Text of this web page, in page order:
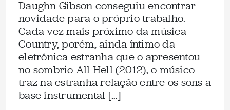
Daughn Gibson conseguiu encontrar
novidade para o próprio trabalho.
Cada vez mais próximo da música
Country, porém, ainda íntimo da
eletrônica estranha que o apresentou
no sombrio All Hell (2012), o músico
traz na estranha relação entre os sons a
base instrumental […]